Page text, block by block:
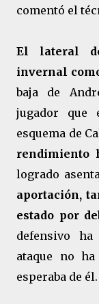
comentó el
El lateral
invernal
baja de
jugador que
esquema de
rendimiento
logrado
aportación,
estado por
defensivo
ataque no
esperaba de él.